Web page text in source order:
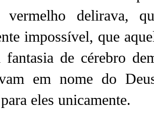
vermelho delirava,
impossível, que
fantasia de cérebro
em nome do
eles unicamente.